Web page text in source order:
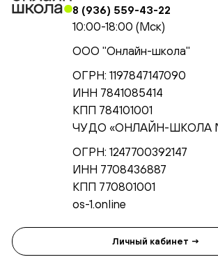
8 (936) 559-43-22
10:00-18:00 (Мск)
ООО "Онлайн-школа"
ОГРН: 1197847147090
ИНН 7841085414
КПП 784101001
ЧУ ДО «ОНЛАЙН-ШКОЛА
ОГРН: 1247700392147
ИНН 7708436887
КПП 770801001
os-1.online
Личный кабинет →